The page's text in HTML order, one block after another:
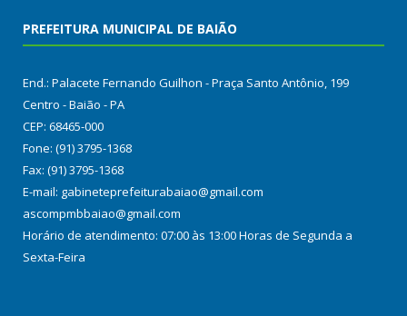
PREFEITURA MUNICIPAL DE BAIÃO
End.: Palacete Fernando Guilhon - Praça Santo Antônio, 199
Centro - Baião - PA
CEP: 68465-000
Fone: (91) 3795-1368
Fax: (91) 3795-1368
E-mail: gabineteprefeiturabaiao@gmail.com
ascompmbbaiao@gmail.com
Horário de atendimento: 07:00 às 13:00 Horas de Segunda a
Sexta-Feira